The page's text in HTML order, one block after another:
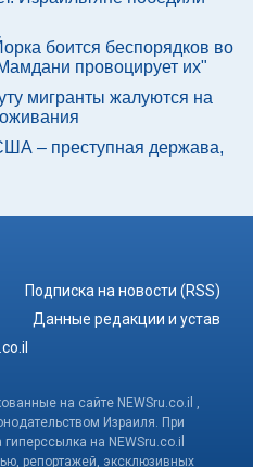
боится беспорядков во
провоцирует их"
мигранты жалуются на
– преступная держава,
Подписка на новости (RSS)
Данные редакции и устав
на сайте NEWSru.co.il ,
Израиля. При
на NEWSru.co.il
репортажей, эксклюзивных